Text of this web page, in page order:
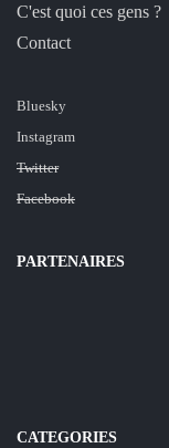
C'est quoi ces gens ?
Contact
Bluesky
Instagram
Twitter
Facebook
PARTENAIRES
CATEGORIES